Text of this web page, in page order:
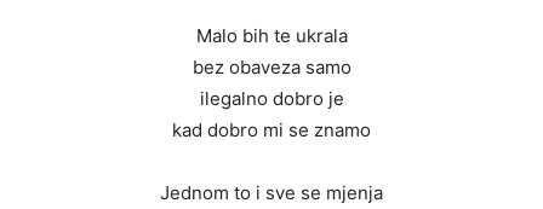
Malo bih te ukrala
bez obaveza samo
ilegalno dobro je
kad dobro mi se znamo
Jednom to i sve se mjenja